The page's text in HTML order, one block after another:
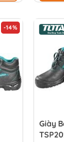
-14%
Giày